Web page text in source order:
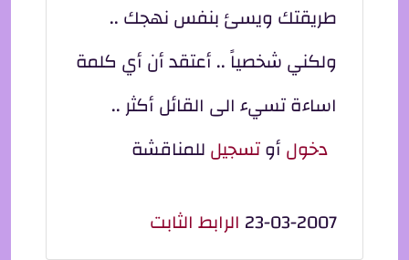
طريقتك ويسئ بنفس نهجك ..
ولكني شخصياً .. أعتقد أن أي كلمة
اساءة تسيء الى القائل أكثر ..
دخولأوتسجيلللمناقشة
23-03-2007 الرابط الثابت